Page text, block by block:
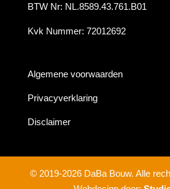
BTW Nr: NL.8589.43.761.B01
Kvk Nummer: 72012692
Algemene voorwaarden
Privacyverklaring
Disclaimer
© 2019-2026 DaBa Bouw. Alle